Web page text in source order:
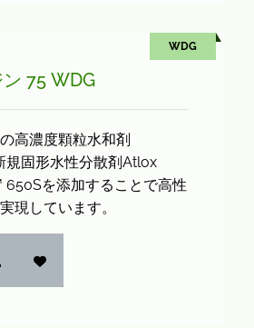
75 WDG
高濃度顆粒水和剤
規固形水性分散剤Atlox
を添加することで高性
現しています。
WDG